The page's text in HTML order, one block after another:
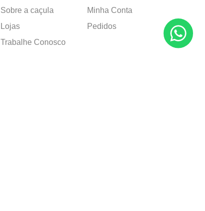
Sobre a caçula
Lojas
Trabalhe Conosco
Minha Conta
Pedidos